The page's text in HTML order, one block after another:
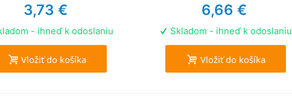
3,73 €
- ihneď k odoslaniu
Vložiť do košíka
6,66 €
Skladom - ihneď k odoslaniu
Vložiť do košíka